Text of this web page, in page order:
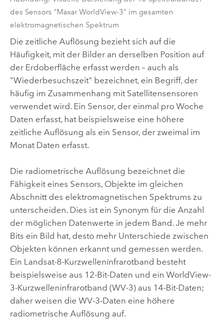
des Sensors "Maxar WorldView-3" im gesamten
elektromagnetischen Spektrum
Die zeitliche Auflösung bezieht sich auf die
Häufigkeit, mit der Bilder an derselben Position auf
der Erdoberfläche erfasst werden – auch als
"Wiederbesuchszeit" bezeichnet, ein Begriff, der
häufig im Zusammenhang mit Satellitensensoren
verwendet wird. Ein Sensor, der einmal pro Woche
Daten erfasst, hat beispielsweise eine höhere
zeitliche Auflösung als ein Sensor, der zweimal im
Monat Daten erfasst.
Die radiometrische Auflösung bezeichnet die
Fähigkeit eines Sensors, Objekte im gleichen
Abschnitt des elektromagnetischen Spektrums zu
unterscheiden. Dies ist ein Synonym für die Anzahl
der möglichen Datenwerte in jedem Band. Je mehr
Bits ein Bild hat, desto mehr Unterschiede zwischen
Objekten können erkannt und gemessen werden.
Ein Landsat-8-Kurzwellenínfrarotband besteht
beispielsweise aus 12-Bit-Daten und ein WorldView-
3-Kurzwelleninfrarotband (WV-3) aus 14-Bit-Daten;
daher weisen die WV-3-Daten eine höhere
radiometrische Auflösung auf.